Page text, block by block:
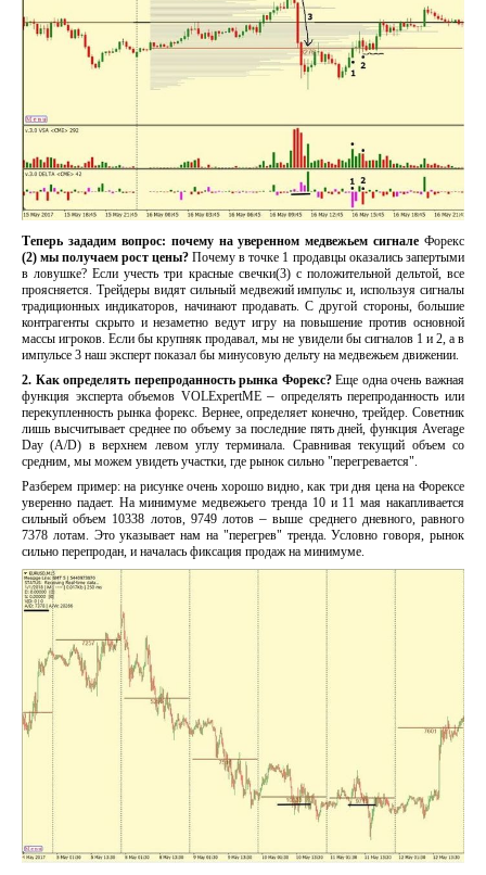
Теперь зададим вопрос: почему на уверенном медвежьем сигнале Форекс
(2) мы получаем рост цены? Почему в точке 1 продавцы оказались запертыми
в ловушке? Если учесть три красные свечки(3) с положительной дельтой, все
проясняется. Трейдеры видят сильный медвежий импульс и, используя сигналы
традиционных индикаторов, начинают продавать. С другой стороны, большие
контрагенты скрыто и незаметно ведут игру на повышение против основной
массы игроков. Если бы крупняк продавал, мы не увидели бы сигналов 1 и 2, а в
импульсе 3 наш эксперт показал бы минусовую дельту на медвежьем движении.
2. Как определять перепроданность рынка Форекс?Еще одна очень важная
функция эксперта объемов VOLEхpertME– определять перепроданность или
перекупленность рынка форекс. Вернее, определяет конечно, трейдер. Советник
лишь высчитывает среднее по объему за последние пять дней, функция Average
Day (A/D) в верхнем левом углу терминала. Сравнивая текущий объем со
средним, мы можем увидеть участки, где рынок сильно "перегревается".
Разберем пример: на рисунке очень хорошо видно, как три дня цена на Форексе
уверенно падает. На минимуме медвежьего тренда 10 и 11 мая накапливается
сильный объем 10338 лотов, 9749 лотов– выше среднего дневного, равного
7378 лотам. Это указывает нам на "перегрев" тренда. Условно говоря, рынок
сильно перепродан, и началась фиксация продаж на минимуме.